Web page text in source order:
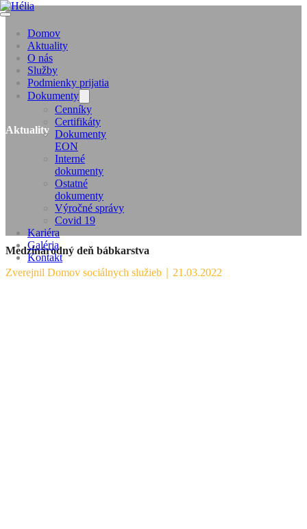
Domov
Aktuality
O nás
Služby
Podmienky prijatia
Dokumenty
Cenníky
Certifikáty
Dokumenty
EON
Interné
dokumenty
Ostatné
dokumenty
Výročné správy
Covid 19
Kariéra
Galéria
Kontakt
Aktuality
Medzinárodný deň bábkarstva
Zverejnil Domov sociálnych služieb
21.03.2022